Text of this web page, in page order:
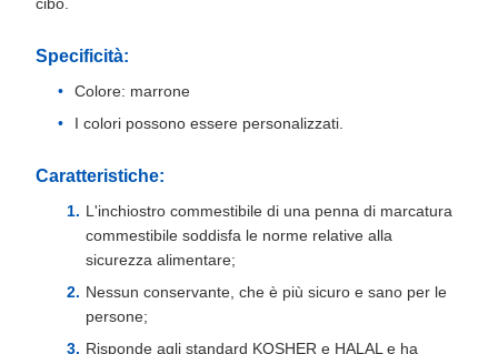
Specificità:
Colore: marrone
I colori possono essere personalizzati.
Caratteristiche:
L'inchiostro commestibile di una penna di marcatura
commestibile soddisfa le norme relative alla
sicurezza alimentare;
Nessun conservante, che è più sicuro e sano per le
persone;
Risponde agli standard KOSHER e HALAL e ha